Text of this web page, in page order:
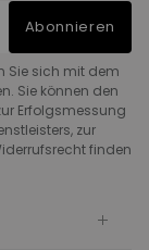
Abonnieren
Sie sich mit dem
Sie können den
Erfolgsmessung
zur
finden